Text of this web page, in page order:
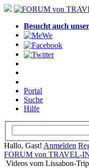
Besucht auch
Portal
Suche
Hilfe
Hallo, Gast! Anmelden
FORUM von TRAVEL-
Videos vom Lissabon-